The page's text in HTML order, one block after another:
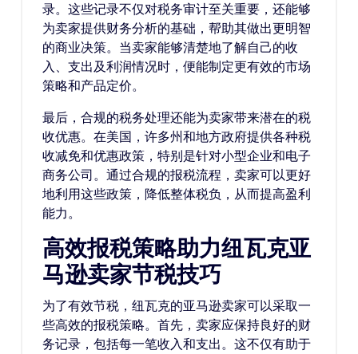
录。这些记录不仅对税务审计至关重要，还能够
为卖家提供财务分析的基础，帮助其做出更明智
的商业决策。当卖家能够清楚地了解自己的收
入、支出及利润情况时，便能制定更有效的市场
策略和产品定价。
最后，合规的税务处理还能为卖家带来潜在的税
收优惠。在美国，许多州和地方政府提供各种税
收减免和优惠政策，特别是针对小型企业和电子
商务公司。通过合规的报税流程，卖家可以更好
地利用这些政策，降低整体税负，从而提高盈利
能力。
高效报税策略助力纽瓦克亚
马逊卖家节税技巧
为了有效节税，纽瓦克的亚马逊卖家可以采取一
些高效的报税策略。首先，卖家应保持良好的财
务记录，包括每一笔收入和支出。这不仅有助于